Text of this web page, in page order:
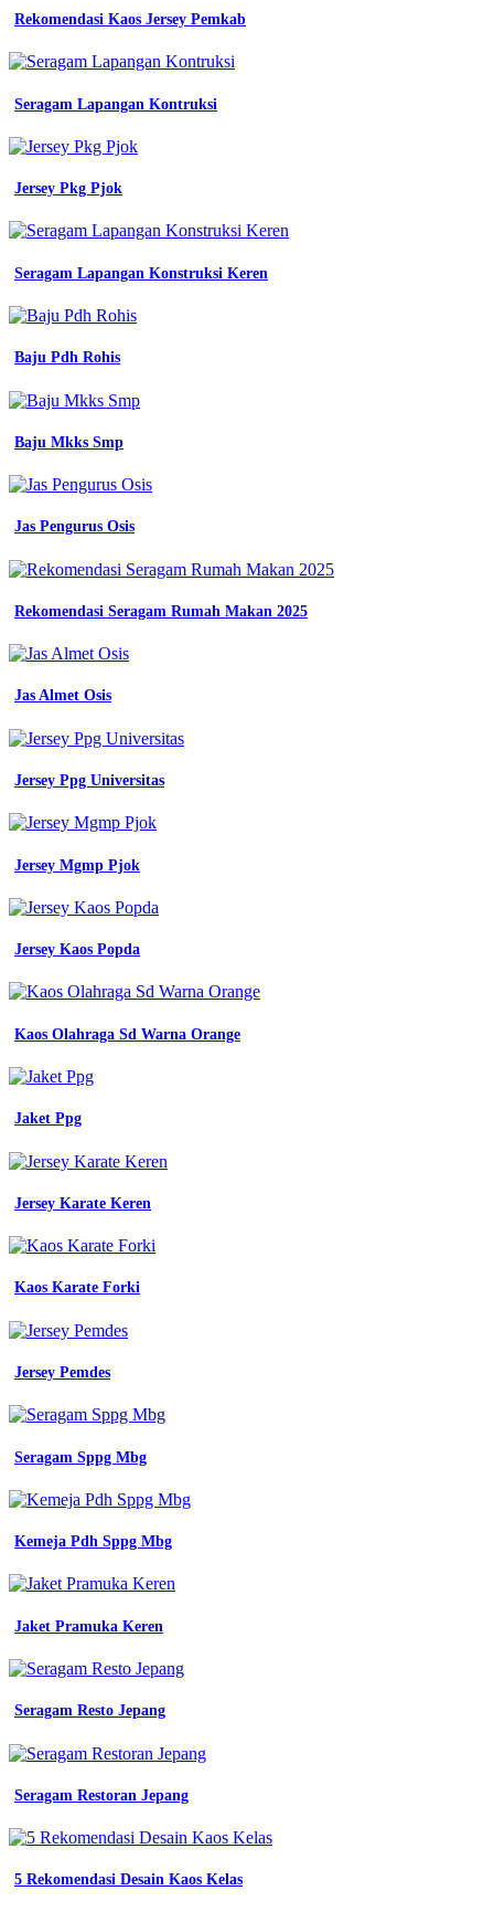
Kerja
-
Baju
Untuk
Perpisahan
Sekolah
Modern
Rekomendasi Kaos Jersey Pemkab
Seragam Lapangan Kontruksi
Jersey Pkg Pjok
Seragam Lapangan Konstruksi Keren
Baju Pdh Rohis
Baju Mkks Smp
Jas Pengurus Osis
Rekomendasi Seragam Rumah Makan 2025
Jas Almet Osis
Jersey Ppg Universitas
Jersey Mgmp Pjok
Jersey Kaos Popda
Kaos Olahraga Sd Warna Orange
Jaket Ppg
Jersey Karate Keren
Kaos Karate Forki
Jersey Pemdes
Seragam Sppg Mbg
Kemeja Pdh Sppg Mbg
Jaket Pramuka Keren
Seragam Resto Jepang
Seragam Restoran Jepang
5 Rekomendasi Desain Kaos Kelas